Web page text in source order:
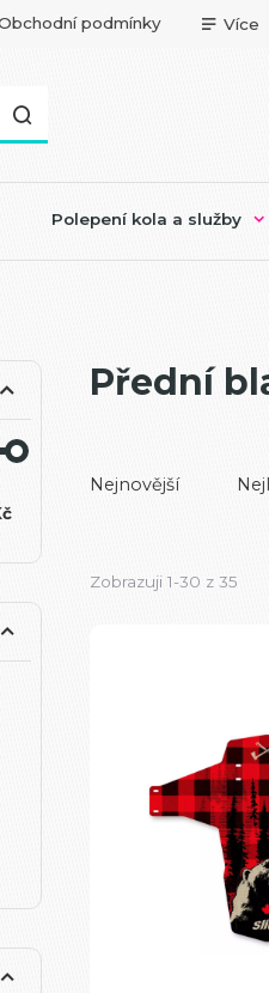
podmínky Více
Polepení kola a služby
Přední
Nejnovější
Zobrazuji 1-30 z 35